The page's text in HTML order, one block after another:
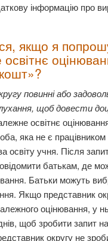
інформацію про
якщо я
повинні або
щоб довести
освітнє
яка не є працівником
освіту учня. Після
батькам, де
Батьки можуть
Якщо представник
оцінювання, у
щоб зробити запит
округу не